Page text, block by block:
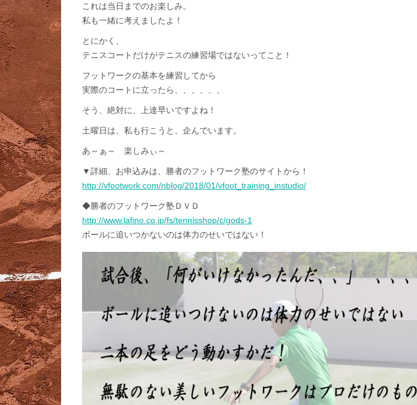
これは当日までのお楽しみ。
私も一緒に考えましたよ！
とにかく、
テニスコートだけがテニスの練習場ではないってこと！
フットワークの基本を練習してから
実際のコートに立ったら、、、、、、
そう、絶対に、上達早いですよね！
土曜日は、私も行こうと、企んでいます。
あ～ぁ～ 楽しみぃ～
▼詳細、お申込みは、勝者のフットワーク塾のサイトから！
http://vfootwork.com/nblog/2018/01/vfoot_training_instudio/
◆勝者のフットワーク塾ＤＶＤ
http://www.lafino.co.jp/fs/tennisshop/c/gods-1
ボールに追いつかないのは体力のせいではない！